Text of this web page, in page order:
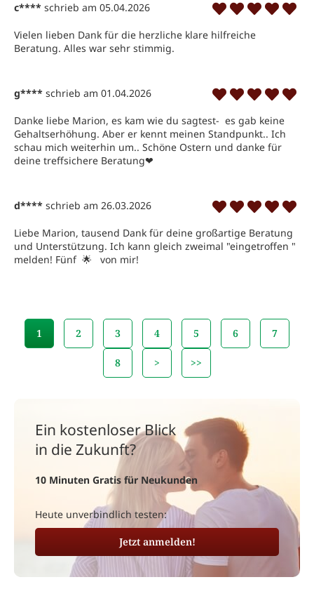
c**** schrieb am 05.04.2026
Vielen lieben Dank für die herzliche klare hilfreiche
Beratung. Alles war sehr stimmig.
g**** schrieb am 01.04.2026
Danke liebe Marion, es kam wie du sagtest-  es gab keine
Gehaltserhöhung. Aber er kennt meinen Standpunkt.. Ich
schau mich weiterhin um.. Schöne Ostern und danke für
deine treffsichere Beratung❤ ️
d**** schrieb am 26.03.2026
Liebe Marion, tausend Dank für deine großartige Beratung
und Unterstützung. Ich kann gleich zweimal "eingetroffen "
melden! Fünf  🌟   von mir!
1 2 3 4 5 6 7
8 > >>
Ein kostenloser Blick
in die Zukunft?
10 Minuten Gratis für Neukunden
Heute unverbindlich testen:
Jetzt anmelden!